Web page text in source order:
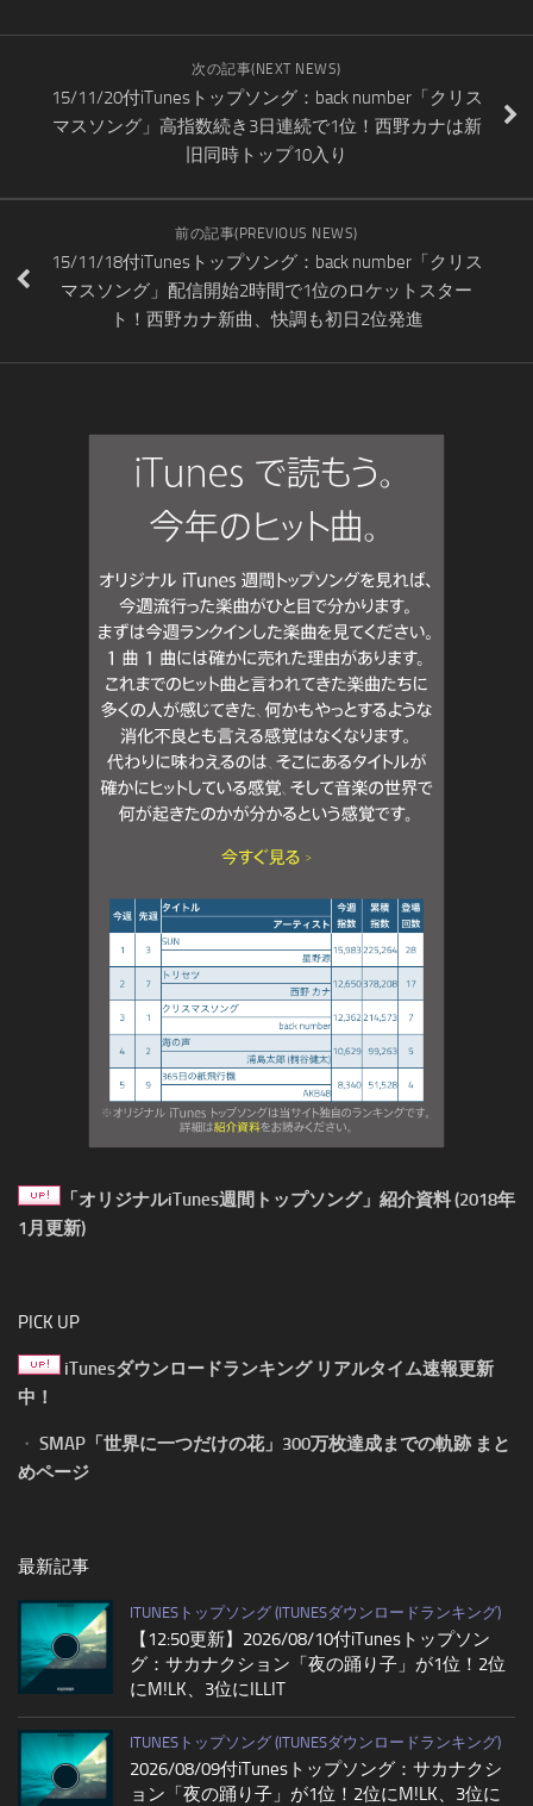
次の記事(NEXT NEWS)
15/11/20付iTunesトップソング：back number「クリス
マスソング」高指数続き3日連続で1位！西野カナは新
旧同時トップ10入り
前の記事(PREVIOUS NEWS)
15/11/18付iTunesトップソング：back number「クリス
マスソング」配信開始2時間で1位のロケットスター
ト！西野カナ新曲、快調も初日2位発進
「オリジナルiTunes週間トップソング」紹介資料 (2018年
1月更新)
PICK UP
iTunesダウンロードランキング リアルタイム速報更新
中！
・ SMAP「世界に一つだけの花」300万枚達成までの軌跡 まと
めページ
最新記事
ITUNESトップソング (ITUNESダウンロードランキング)
【12:50更新】2026/08/10付iTunesトップソン
グ：サカナクション「夜の踊り子」が1位！2位
にM!LK、3位にILLIT
ITUNESトップソング (ITUNESダウンロードランキング)
2026/08/09付iTunesトップソング：サカナクシ
ョン「夜の踊り子」が1位！2位にM!LK、3位に